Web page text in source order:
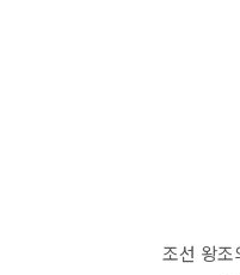
조선 왕